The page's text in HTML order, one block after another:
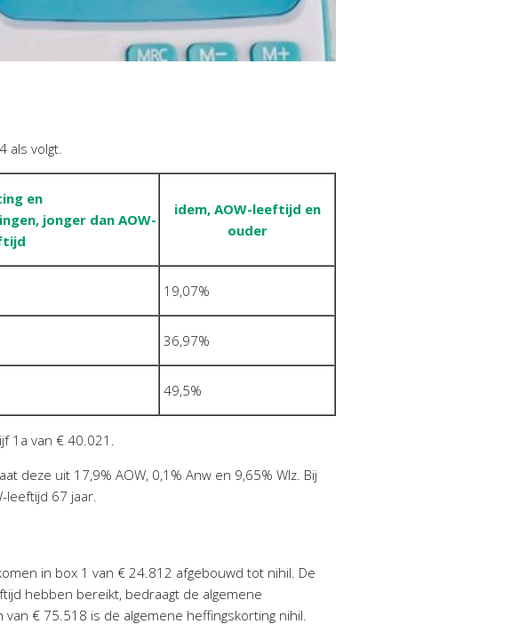
als volgt.
en
jonger dan AOW-
idem, AOW-leeftijd en
ouder
19,07%
36,97%
49,5%
1a van € 40.021.
deze uit 17,9% AOW, 0,1% Anw en 9,65% Wlz. Bij
leeftijd 67 jaar.
in box 1 van € 24.812 afgebouwd tot nihil. De
hebben bereikt, bedraagt de algemene
€ 75.518 is de algemene heffingskorting nihil.